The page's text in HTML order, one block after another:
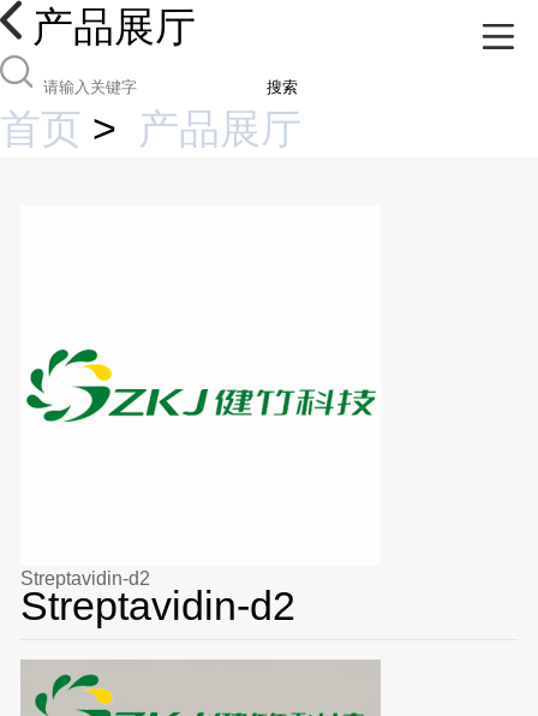
产品展厅
搜索
首页 > 产品展厅
Streptavidin-d2
Streptavidin-d2